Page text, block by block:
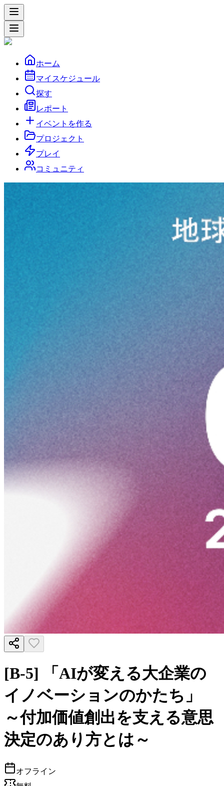
ホーム
マイスケジュール
探す
レポート
イベントを作る
プロジェクト
プレイ
コミュニティ
[B-5] 「AIが変える大企業の
イノベーションのかたち」
～付加価値創出を支える意思
決定のあり方とは～
オフライン